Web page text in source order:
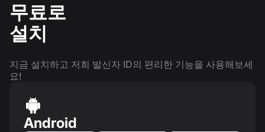
무료로
설치
지금 설치하고 저희 발신자 ID의 편리한 기능을 사용해보세
요!
Android